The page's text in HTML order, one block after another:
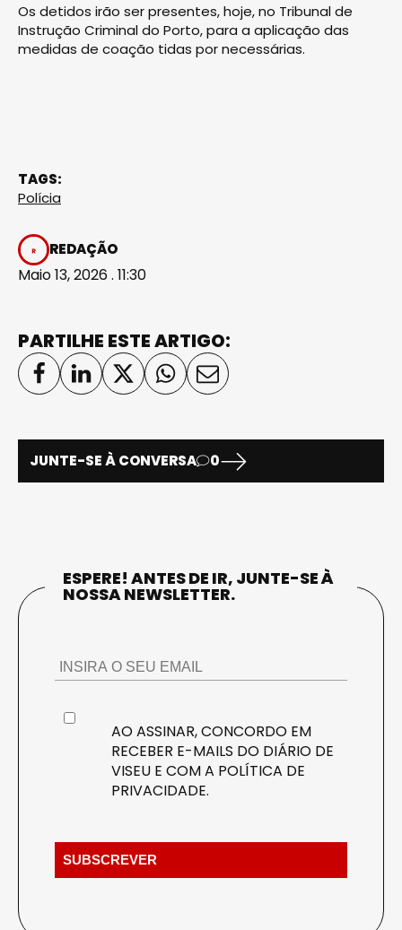
Os detidos irão ser presentes, hoje, no Tribunal de
Instrução Criminal do Porto, para a aplicação das
medidas de coação tidas por necessárias.
TAGS:
Polícia
REDAÇÃO
Maio 13, 2026 . 11:30
PARTILHE ESTE ARTIGO:
JUNTE-SE À CONVERSA 0
ESPERE! ANTES DE IR, JUNTE-SE À
NOSSA NEWSLETTER.
AO ASSINAR, CONCORDO EM
RECEBER E-MAILS DO DIÁRIO DE
VISEU E COM A POLÍTICA DE
PRIVACIDADE.